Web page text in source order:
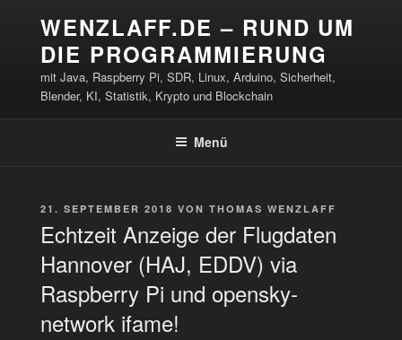
springen
WENZLAFF.DE – RUND UM
DIE PROGRAMMIERUNG
mit Java, Raspberry Pi, SDR, Linux, Arduino, Sicherheit,
Blender, KI, Statistik, Krypto und Blockchain
Menü
VERÖFFENTLICHT
21. SEPTEMBER 2018 VON THOMAS WENZLAFF
Echtzeit Anzeige der Flugdaten
Hannover (HAJ, EDDV) via
Raspberry Pi und opensky-
network ifame!